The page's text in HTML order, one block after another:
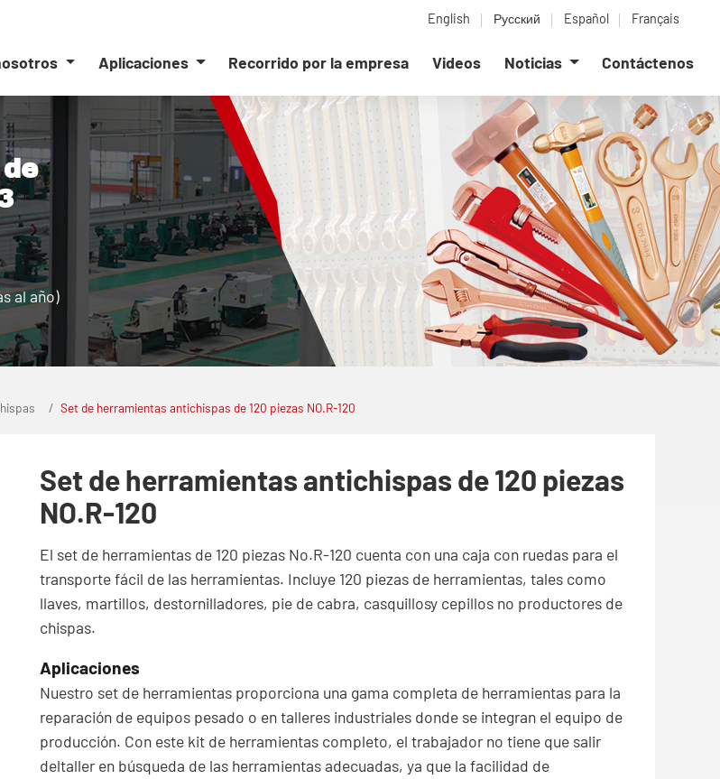
English Русский Español Français
Aplicaciones Recorrido por la empresa Videos Noticias Contáctenos
al año)
Set de herramientas antichispas de 120 piezas NO.R-120
Set de herramientas antichispas de 120 piezas
NO.R-120
El set de herramientas de 120 piezas No.R-120 cuenta con una caja con ruedas para el
transporte fácil de las herramientas. Incluye 120 piezas de herramientas, tales como
llaves, martillos, destornilladores, pie de cabra, casquillosy cepillos no productores de
chispas.
Aplicaciones
Nuestro set de herramientas proporciona una gama completa de herramientas para la
reparación de equipos pesado o en talleres industriales donde se integran el equipo de
producción. Con este kit de herramientas completo, el trabajador no tiene que salir
deltaller en búsqueda de las herramientas adecuadas, ya que la facilidad de